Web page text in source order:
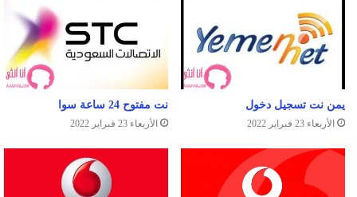
يمن نت تسجيل دخول
الأربعاء 23 فبراير 2022
نت مفتوح 24 ساعة سوا
الأربعاء 23 فبراير 2022